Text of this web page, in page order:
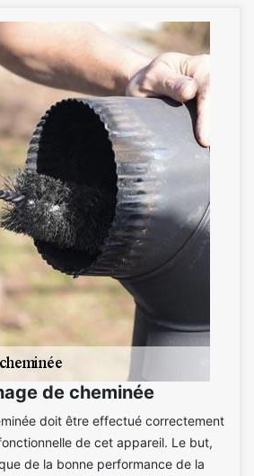
de cheminée
doit être effectué correctement
de cet appareil. Le but,
de la bonne performance de la